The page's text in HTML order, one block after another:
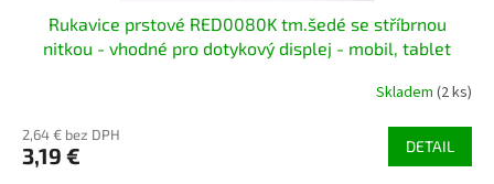
Rukavice prstové RED0080K tm.šedé se stříbrnou
nitkou - vhodné pro dotykový displej - mobil, tablet
Skladem (2 ks)
2,64 € bez DPH
3,19 € DETAIL